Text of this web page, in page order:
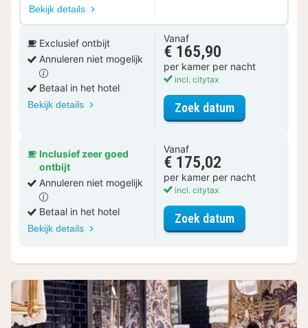
Bekijk details
Exclusief ontbijt
Annuleren niet mogelijk
Betaal in het hotel
Bekijk details
Vanaf
€ 165,90
per kamer per nacht
incl. citytax
Zoek datumvoor Comfort
Inclusief zeer goed
ontbijt
Annuleren niet mogelijk
Betaal in het hotel
Bekijk details
Vanaf
€ 175,02
per kamer per nacht
incl. citytax
Zoek datumvoor Small